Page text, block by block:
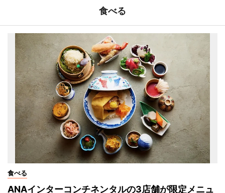
食べる
食べる
ANAインターコンチネンタルの3店舗が限定メニュ